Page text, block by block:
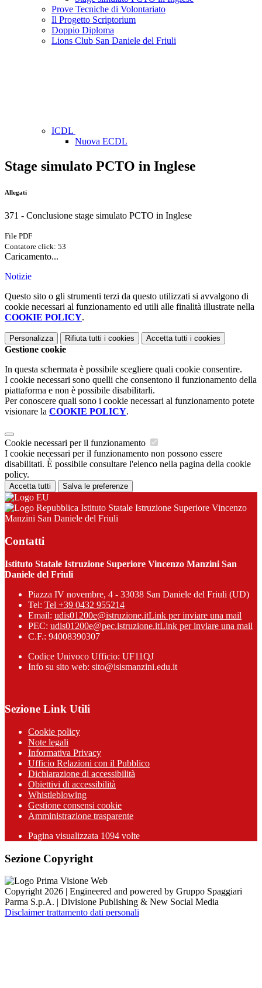
Prove Tecniche di Volontariato
Il Progetto Scriptorium
Doppio Diploma
Lions Club San Daniele del Friuli
ICDL
Nuova ECDL
Stage simulato PCTO in Inglese
Allegati
371 - Conclusione stage simulato PCTO in Inglese
File PDF
Contatore click: 53
Caricamento...
Notizie
Questo sito o gli strumenti terzi da questo utilizzati si avvalgono di
cookie necessari al funzionamento ed utili alle finalità illustrate nella
COOKIE POLICY.
Personalizza Rifiuta tutti i cookies Accetta tutti i cookies
Gestione cookie
In questa schermata è possibile scegliere quali cookie consentire.
I cookie necessari sono quelli che consentono il funzionamento della
piattaforma e non è possibile disabilitarli.
Per conoscere quali sono i cookie necessari al funzionamento potete
visionare la COOKIE POLICY.
Cookie necessari per il funzionamento
I cookie necessari per il funzionamento non possono essere
disabilitati. È possibile consultare l'elenco nella pagina della cookie
policy.
Accetta tutti Salva le preferenze
Istituto Statale Istruzione Superiore Vincenzo
Manzini San Daniele del Friuli
Contatti
Istituto Statale Istruzione Superiore Vincenzo Manzini San
Daniele del Friuli
Piazza IV novembre, 4 - 33038 San Daniele del Friuli (UD)
Tel: Tel +39 0432 955214
Email: udis01200e@istruzione.itLink per inviare una mail
PEC: udis01200e@pec.istruzione.itLink per inviare una mail
C.F.: 94008390307
Codice Univoco Ufficio: UF11QJ
Info su sito web: sito@isismanzini.edu.it
Sezione Link Utili
Cookie policy
Note legali
Informativa Privacy
Ufficio Relazioni con il Pubblico
Dichiarazione di accessibilità
Obiettivi di accessibilità
Whistleblowing
Gestione consensi cookie
Amministrazione trasparente
Pagina visualizzata 1094 volte
Sezione Copyright
Copyright 2026 | Engineered and powered by Gruppo Spaggiari
Parma S.p.A. | Divisione Publishing & New Social Media
Disclaimer trattamento dati personali